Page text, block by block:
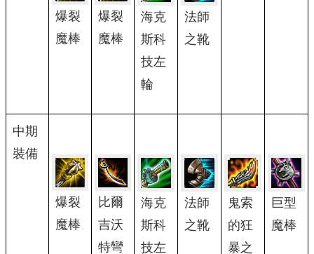
爆裂
魔棒
爆裂
魔棒
海克
斯科
技左
輪
法師
之靴
中期
裝備
爆裂
魔棒
比爾
吉沃
特彎
海克
斯科
技左
法師
之靴
鬼索
的狂
暴之
巨型
魔棒